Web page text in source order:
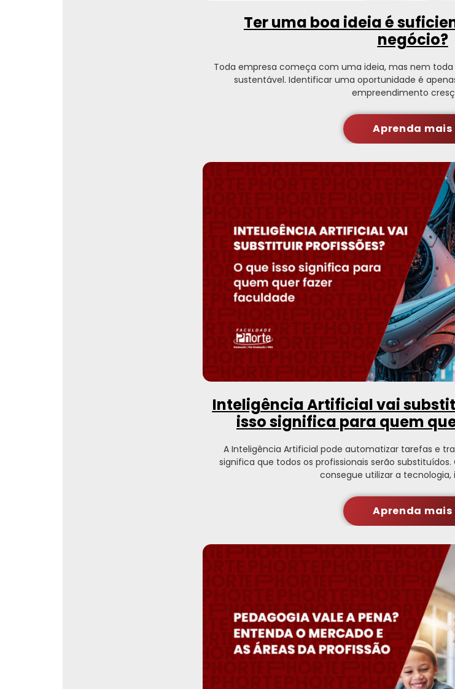
Ter uma boa ideia é
negócio?
Toda empresa começa com uma ideia, mas nem
sustentável. Identificar uma oportunidade é
empreendimento
Aprenda mais
Inteligência Artificial vai
isso significa para quem
A Inteligência Artificial pode automatizar tarefas e
significa que todos os profissionais serão
consegue utilizar a
Aprenda mais